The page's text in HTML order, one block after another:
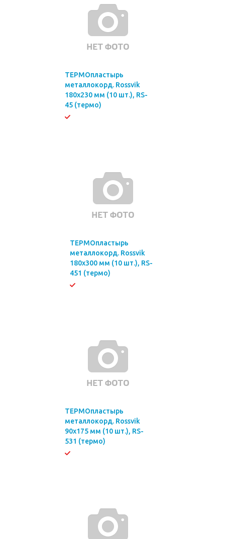
ТЕРМОпластырь
металлокорд. Rossvik
180х230 мм (10 шт.), RS-
45 (термо)
ТЕРМОпластырь
металлокорд. Rossvik
180х300 мм (10 шт.), RS-
451 (термо)
ТЕРМОпластырь
металлокорд. Rossvik
90х175 мм (10 шт.), RS-
531 (термо)